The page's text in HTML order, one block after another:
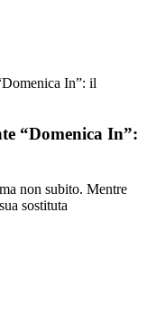
In”: il
“Domenica In”:
non subito. Mentre
sostituta